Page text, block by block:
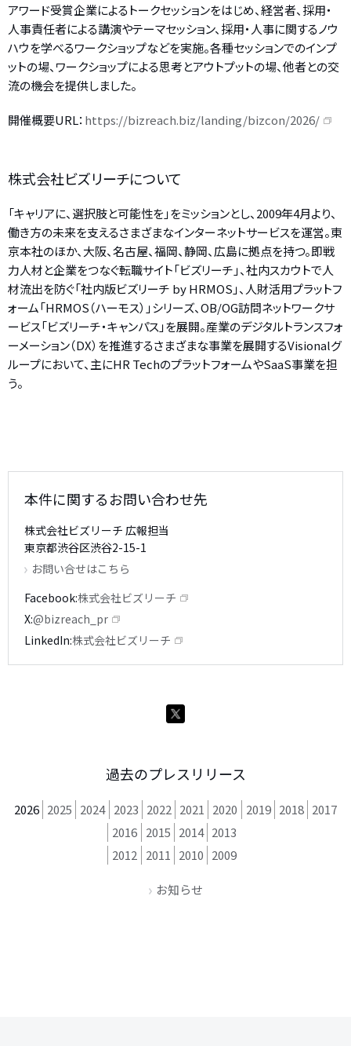
アワード受賞企業によるトークセッションをはじめ、経営者、採用・
人事責任者による講演やテーマセッション、採用・人事に関するノウ
ハウを学べるワークショップなどを実施。各種セッションでのインプ
ットの場、ワークショップによる思考とアウトプットの場、他者との交
流の機会を提供しました。
開催概要URL： https://bizreach.biz/landing/bizcon/2026/
株式会社ビズリーチについて
「キャリアに、選択肢と可能性を」をミッションとし、2009年4月より、
働き方の未来を支えるさまざまなインターネットサービスを運営。東
京本社のほか、大阪、名古屋、福岡、静岡、広島に拠点を持つ。即戦
力人材と企業をつなぐ転職サイト「ビズリーチ」、社内スカウトで人
材流出を防ぐ「社内版ビズリーチ by HRMOS」、人財活用プラットフ
ォーム「HRMOS（ハーモス）」シリーズ、OB/OG訪問ネットワークサ
ービス「ビズリーチ・キャンパス」を展開。産業のデジタルトランスフォ
ーメーション（DX）を推進するさまざまな事業を展開するVisionalグ
ループにおいて、主にHR TechのプラットフォームやSaaS事業を担
う。
本件に関するお問い合わせ先
株式会社ビズリーチ 広報担当
東京都渋谷区渋谷2-15-1
お問い合せはこちら
Facebook 株式会社ビズリーチ
X@bizreach_pr
LinkedIn 株式会社ビズリーチ
過去のプレスリリース
2026 2025 2024 2023 2022 2021 2020 2019 2018 2017
2016 2015 2014 2013
2012
2011 2010 2009
お知らせ